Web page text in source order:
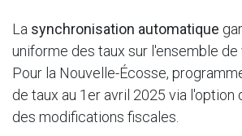
La synchronisation automatique
uniforme des taux sur l'ensemble
Pour la Nouvelle-Écosse,
de taux au 1er avril 2025 via l'option
des modifications fiscales.